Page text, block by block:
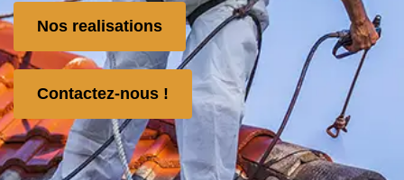
Nos realisations
Contactez-nous !